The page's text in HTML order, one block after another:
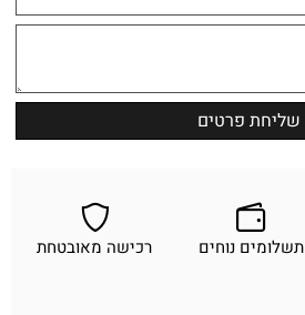
תשלומים נוחים רכישה מאובטחת